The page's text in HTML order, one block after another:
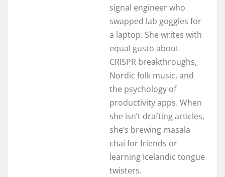
signal engineer who
swapped lab goggles for
a laptop. She writes with
equal gusto about
CRISPR breakthroughs,
Nordic folk music, and
the psychology of
productivity apps. When
she isn’t drafting articles,
she’s brewing masala
chai for friends or
learning Icelandic tongue
twisters.